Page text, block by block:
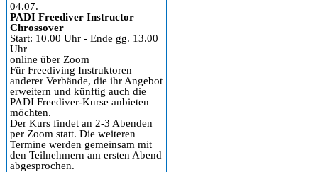
04.07.
PADI Freediver Instructor
Chrossover
Start: 10.00 Uhr - Ende gg. 13.00
Uhr
online über Zoom
Für Freediving Instruktoren
anderer Verbände, die ihr Angebot
erweitern und künftig auch die
PADI Freediver-Kurse anbieten
möchten.
Der Kurs findet an 2-3 Abenden
per Zoom statt. Die weiteren
Termine werden gemeinsam mit
den Teilnehmern am ersten Abend
abgesprochen.